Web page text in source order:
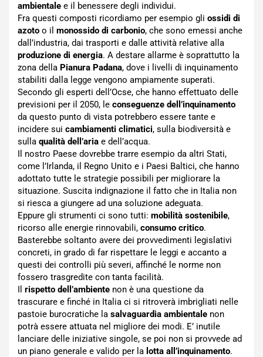
ambientale e il benessere degli individui.
Fra questi composti ricordiamo per esempio gli ossidi di
azoto o il monossido di carbonio, che sono emessi anche
dall’industria, dai trasporti e dalle attività relative alla
produzione di energia. A destare allarme è soprattutto la
zona della Pianura Padana, dove i livelli di inquinamento
stabiliti dalla legge vengono ampiamente superati.
Secondo gli esperti dell’Ocse, che hanno effettuato delle
previsioni per il 2050, le conseguenze dell’inquinamento
da questo punto di vista potrebbero essere tante e
incidere sui cambiamenti climatici, sulla biodiversità e
sulla qualità dell’aria e dell’acqua.
Il nostro Paese dovrebbe trarre esempio da altri Stati,
come l’Irlanda, il Regno Unito e i Paesi Baltici, che hanno
adottato tutte le strategie possibili per migliorare la
situazione. Suscita indignazione il fatto che in Italia non
si riesca a giungere ad una soluzione adeguata.
Eppure gli strumenti ci sono tutti: mobilità sostenibile,
ricorso alle energie rinnovabili, consumo critico.
Basterebbe soltanto avere dei provvedimenti legislativi
concreti, in grado di far rispettare le leggi e accanto a
questi dei controlli più severi, affinché le norme non
fossero trasgredite con tanta facilità.
Il rispetto dell’ambiente non è una questione da
trascurare e finché in Italia ci si ritroverà imbrigliati nelle
pastoie burocratiche la salvaguardia ambientale non
potrà essere attuata nel migliore dei modi. E’ inutile
lanciare delle iniziative singole, se poi non si provvede ad
un piano generale e valido per la lotta all’inquinamento.